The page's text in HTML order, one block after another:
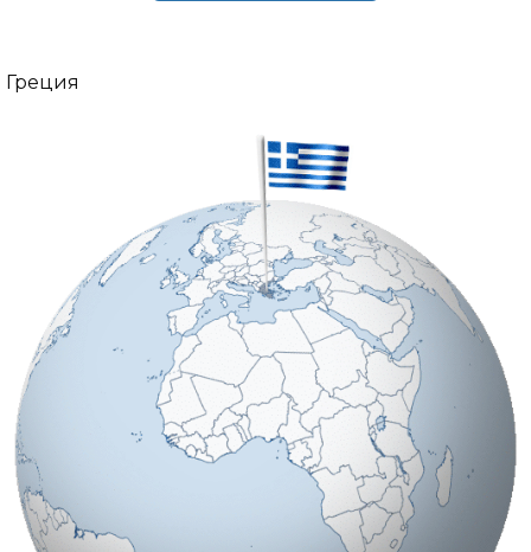
Греция